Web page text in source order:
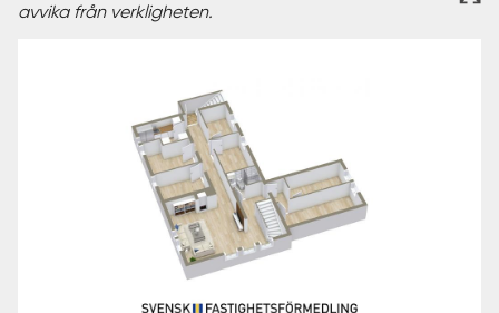
avvika från verkligheten.